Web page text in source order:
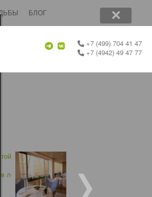
БЛОГ
+7 (499) 704 41 47
+7 (4942) 49 47 77